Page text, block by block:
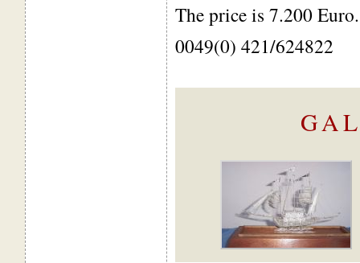
The price is 7.200
0049(0) 421/624822